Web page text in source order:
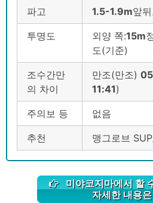
파고 1.5-1.9m앞
투명도 외양 쪽:15m
도(기준)
조수간만
의 차이
만조(만조)
11:41)
주의보 등 없음
추천 맹그로브
미야코지마에서 할
자세한 내용